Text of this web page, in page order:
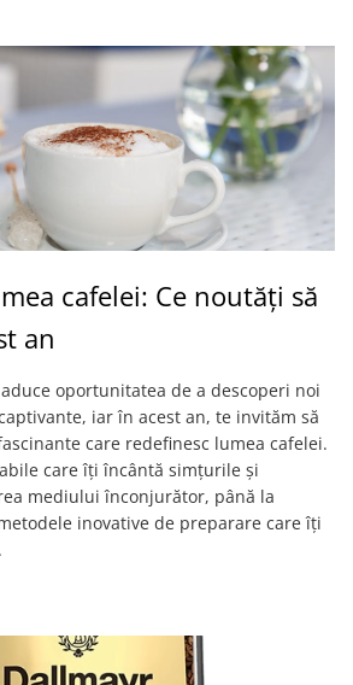
cafelei: Ce noutăți să
an
oportunitatea de a descoperi noi
iar în acest an, te invităm să
care redefinesc lumea cafelei.
care îți încântă simțurile și
mediului înconjurător, până la
inovative de preparare care îți